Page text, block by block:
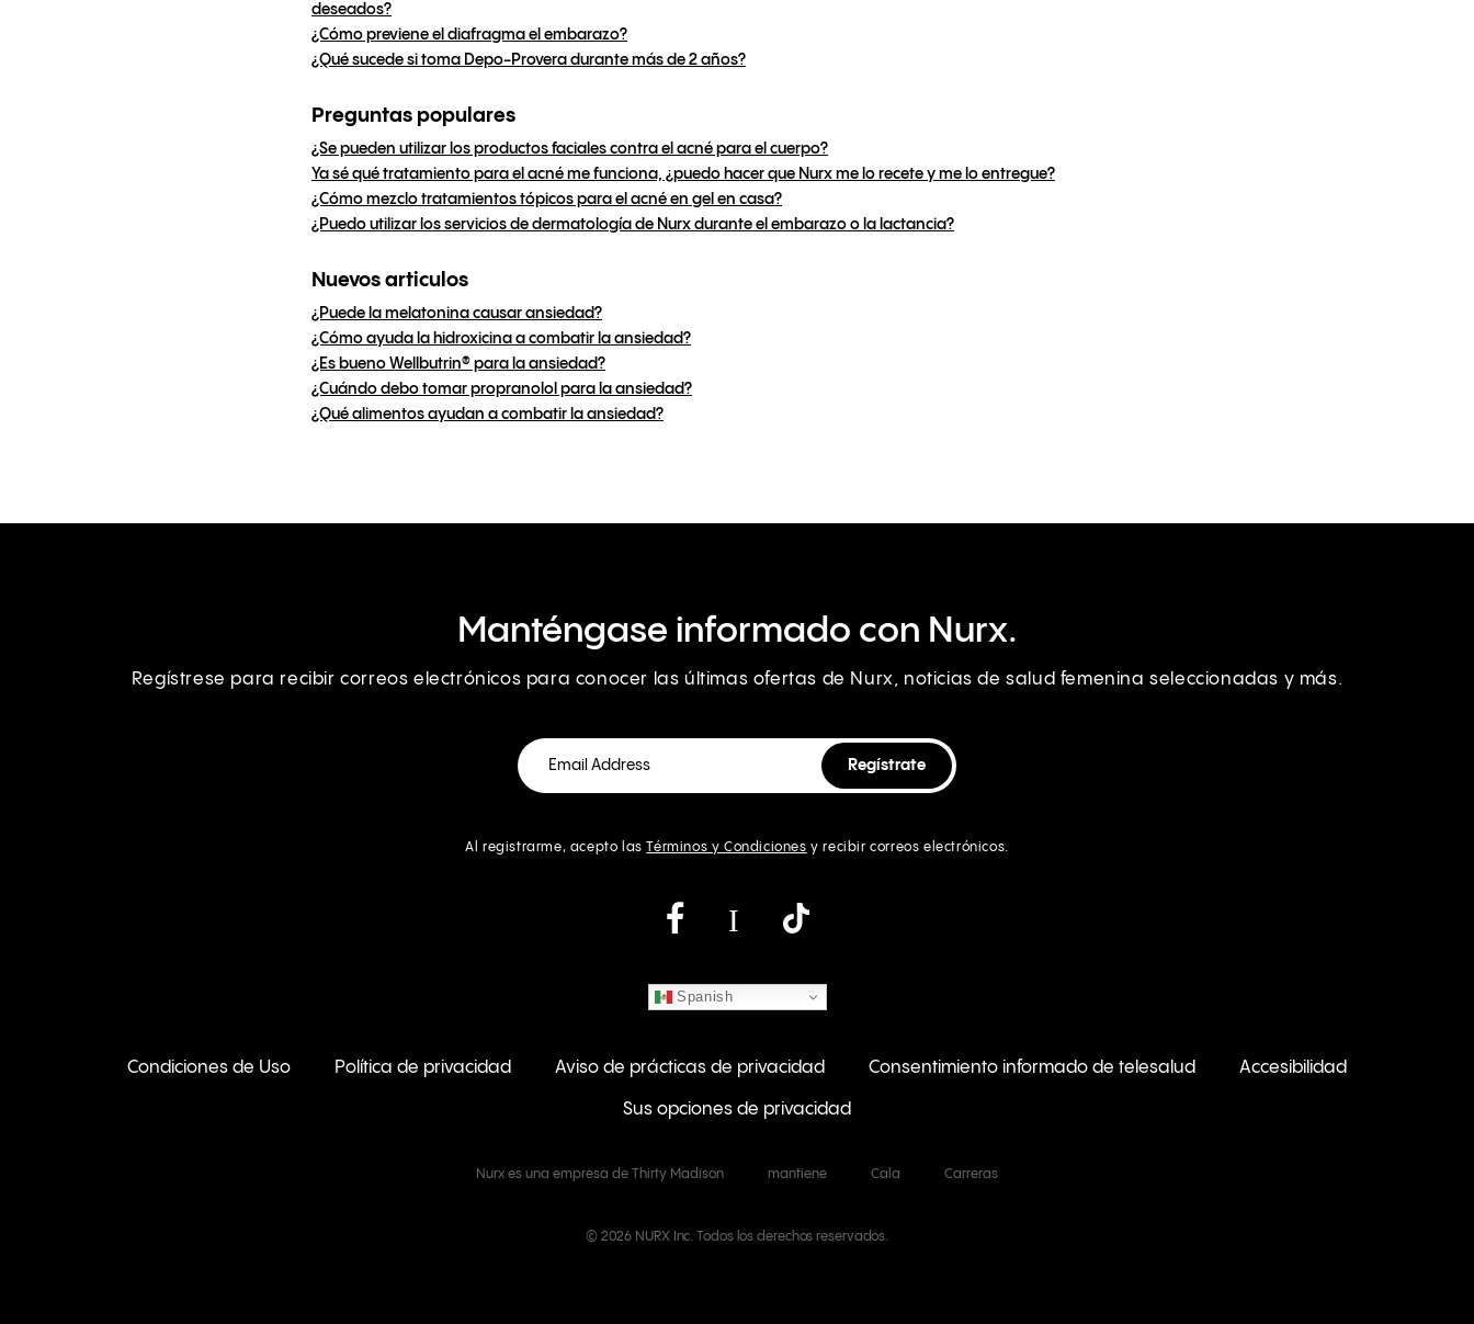
deseados?
¿Cómo previene el diafragma el embarazo?
¿Qué sucede si toma Depo-Provera durante más de 2 años?
Preguntas populares
¿Se pueden utilizar los productos faciales contra el acné para el cuerpo?
Ya sé qué tratamiento para el acné me funciona, ¿puedo hacer que Nurx me lo recete y me lo entregue?
¿Cómo mezclo tratamientos tópicos para el acné en gel en casa?
¿Puedo utilizar los servicios de dermatología de Nurx durante el embarazo o la lactancia?
Nuevos articulos
¿Puede la melatonina causar ansiedad?
¿Cómo ayuda la hidroxicina a combatir la ansiedad?
¿Es bueno Wellbutrin® para la ansiedad?
¿Cuándo debo tomar propranolol para la ansiedad?
¿Qué alimentos ayudan a combatir la ansiedad?
Manténgase informado con Nurx.
Regístrese para recibir correos electrónicos para conocer las últimas ofertas de Nurx, noticias de salud femenina seleccionadas y más.
Al registrarme, acepto las Términos y Condiciones y recibir correos electrónicos.
Instagram
Spanish
Condiciones de Uso Política de privacidad Aviso de prácticas de privacidad Consentimiento informado de telesalud Accesibilidad
Sus opciones de privacidad
Nurx es una empresa de Thirty Madison mantiene Cala Carreras
© 2026 NURX Inc. Todos los derechos reservados.